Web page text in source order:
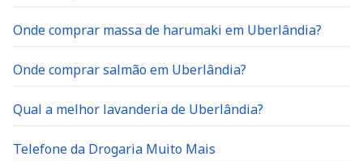
Onde comprar massa de harumaki em Uberlândia?
Onde comprar salmão em Uberlândia?
Qual a melhor lavanderia de Uberlândia?
Telefone da Drogaria Muito Mais